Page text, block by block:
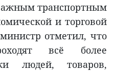
транспортным
и торговой
отметил, что
всё более
людей, товаров,